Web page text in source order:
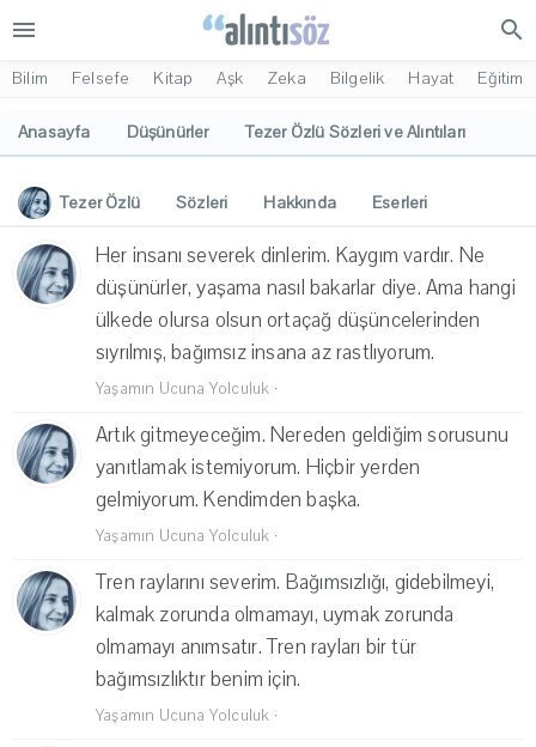
menu search
Bilim Felsefe Kitap Aşk Zeka Bilgelik Hayat Eğitim
Anasayfa Düşünürler Tezer Özlü Sözleri ve Alıntıları
Tezer Özlü Sözleri Hakkında
Eserleri
İlgi Alanları
Yorumlar
Her insanı severek dinlerim. Kaygım vardır. Ne
düşünürler, yaşama nasıl bakarlar diye. Ama hangi
ülkede olursa olsun ortaçağ düşüncelerinden
sıyrılmış, bağımsız insana az rastlıyorum.
Yaşamın Ucuna Yolculuk ·
Artık gitmeyeceğim. Nereden geldiğim sorusunu
yanıtlamak istemiyorum. Hiçbir yerden
gelmiyorum. Kendimden başka.
Yaşamın Ucuna Yolculuk ·
Tren raylarını severim. Bağımsızlığı, gidebilmeyi,
kalmak zorunda olmamayı, uymak zorunda
olmamayı anımsatır. Tren rayları bir tür
bağımsızlıktır benim için.
Yaşamın Ucuna Yolculuk ·